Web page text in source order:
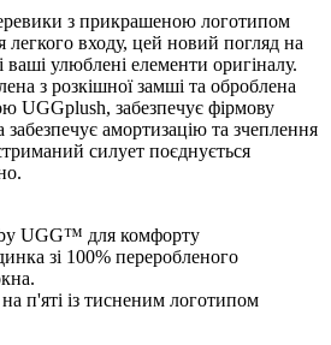
з прикрашеною логотипом
входу, цей новий погляд на
улюблені елементи оригіналу.
з розкішної замші та оброблена
забезпечує фірмову
забезпечує амортизацію та зчеплення
силует поєднується
UGG™ для комфорту
зі 100% переробленого
п'яті із тисненим логотипом